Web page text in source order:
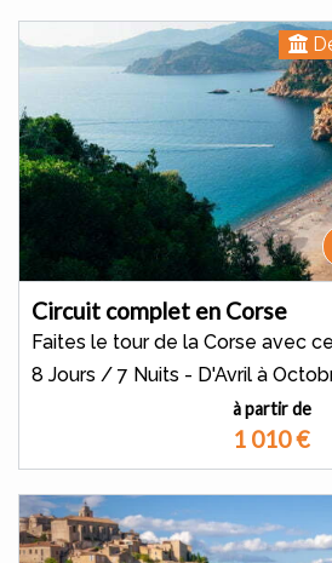
Circuit complet en Corse
Faites le tour de la Corse avec
8 Jours / 7 Nuits - D'Avril à
à partir de
1 010€